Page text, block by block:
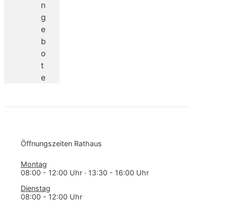
n
g
e
b
o
t
e
Öff­nungs­zei­ten Rathaus
Montag
08:00 - 12:00 Uhr · 13:30 - 16:00 Uhr
Dienstag
08:00 - 12:00 Uhr